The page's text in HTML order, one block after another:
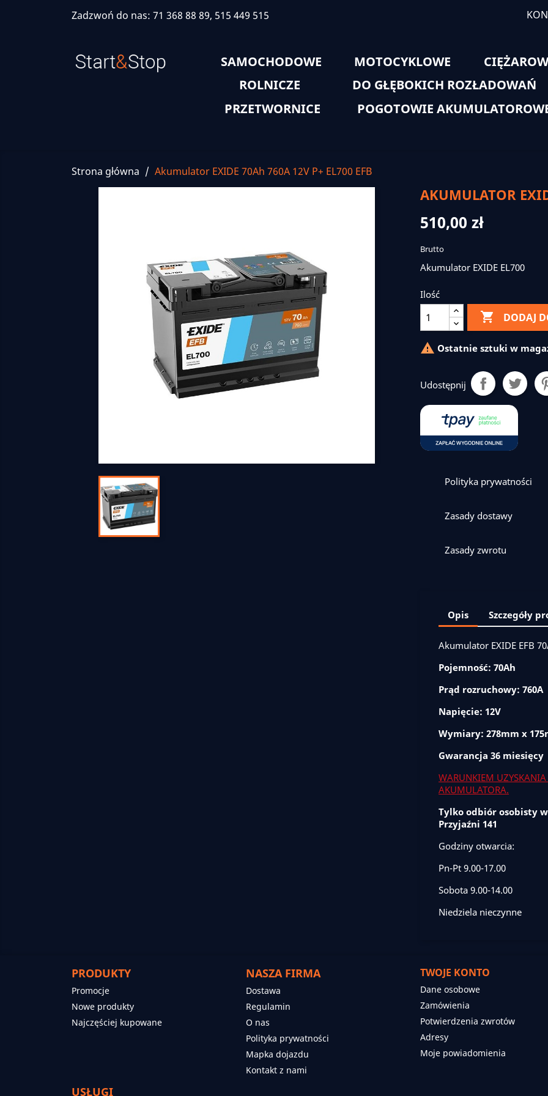
Zadzwoń do nas: 71 368 88 89, 515 449 515
SAMOCHODOWE MOTOCYKLOWE
ROLNICZE
DO GŁĘBOKICH ROZŁADOWAŃ
PRZETWORNICE
POGOTOWIE
Strona główna Akumulator EXIDE 70Ah 760A 12V P+ EL700 EFB
AKUMULATOR
510,00 zł
Brutto
Akumulator EXIDE EL700
Ilość
 DODAJ
 Ostatnie sztuki w
Udostępnij
Polityka prywatności
Zasady dostawy
Zasady zwrotu
Opis Szczegóły
Akumulator EXIDE EFB
Pojemność: 70Ah
Prąd rozruchowy: 760A
Napięcie: 12V
Wymiary: 278mm x
Gwarancja 36 miesięcy
WARUNKIEM UZYSKANIA
AKUMULATORA.
Tylko odbiór osobisty
Przyjaźni 141
Godziny otwarcia:
Pn-Pt 9.00-17.00
Sobota 9.00-14.00
Niedziela nieczynne
PRODUKTY
Promocje
Nowe produkty
Najczęściej kupowane
NASZA FIRMA
Dostawa
Regulamin
O nas
Polityka prywatności
Mapka dojazdu
Kontakt z nami
USŁUGI
TWOJE KONTO
Dane osobowe
Zamówienia
Potwierdzenia zwrotów
Adresy
Moje powiadomienia